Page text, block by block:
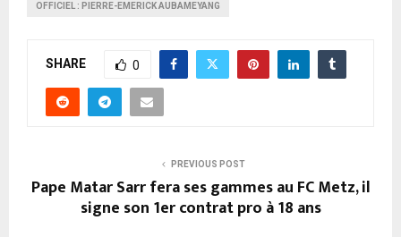
OFFICIEL : PIERRE-EMERICK AUBAMEYANG
SHARE 0
PREVIOUS POST
Pape Matar Sarr fera ses gammes au FC Metz, il
signe son 1er contrat pro à 18 ans